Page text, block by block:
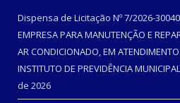
Dispensa de Licitação Nº 7/2026-
EMPRESA PARA MANUTENÇÃO E
AR CONDICIONADO, EM
INSTITUTO DE PREVIDÊNCIA
de 2026